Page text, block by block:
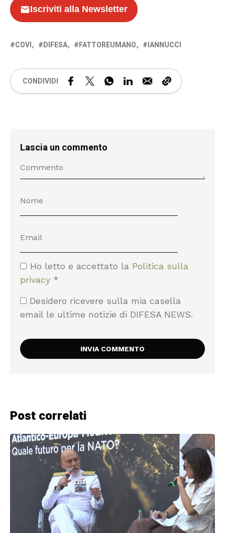
Iscriviti alla Newsletter
COVI DIFESA FATTOREUMANO IANNUCCI
CONDIVIDI
Lascia un commento
Ho letto e accettato la Politica sulla
privacy *
Desidero ricevere sulla mia casella
email le ultime notizie di DIFESA NEWS.
Post correlati